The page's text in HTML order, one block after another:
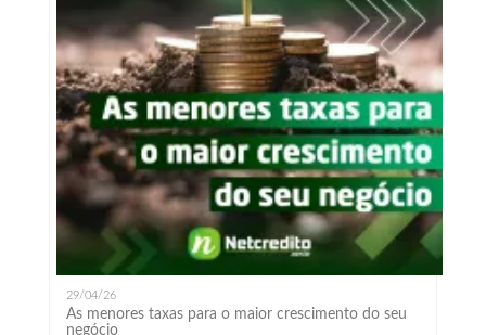
29/04/26
As menores taxas para o maior crescimento do seu
negócio